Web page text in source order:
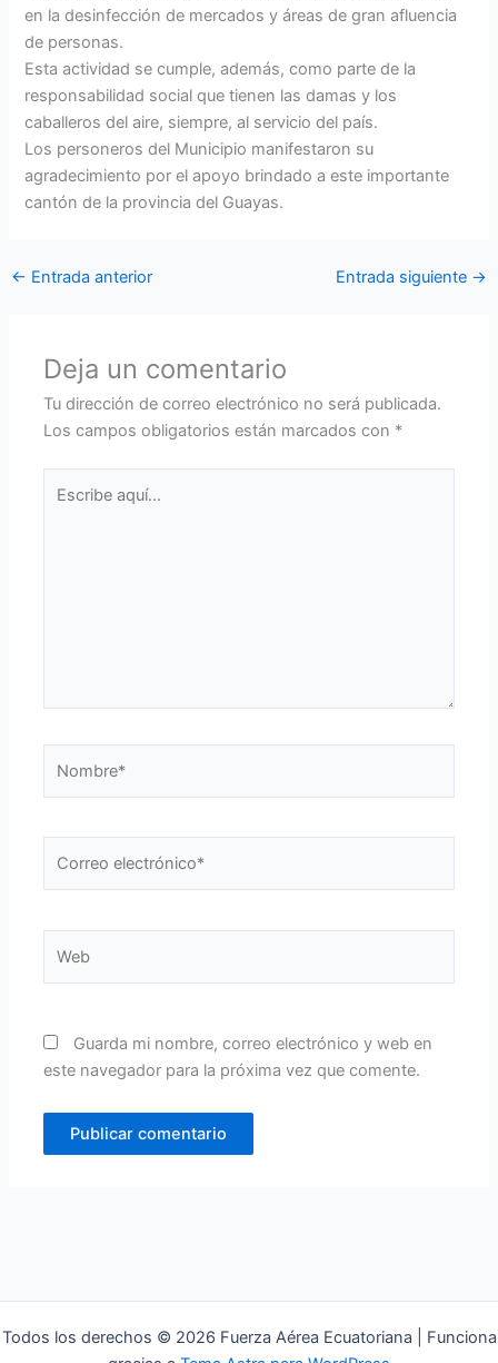
en la desinfección de mercados y áreas de gran afluencia
de personas.
Esta actividad se cumple, además, como parte de la
responsabilidad social que tienen las damas y los
caballeros del aire, siempre, al servicio del país.
Los personeros del Municipio manifestaron su
agradecimiento por el apoyo brindado a este importante
cantón de la provincia del Guayas.
← Entrada anterior Entrada siguiente →
Deja un comentario
Tu dirección de correo electrónico no será publicada.
Los campos obligatorios están marcados con *
aquí...
Guarda mi nombre, correo electrónico y web en
este navegador para la próxima vez que comente.
Todos los derechos © 2026 Fuerza Aérea Ecuatoriana | Funciona